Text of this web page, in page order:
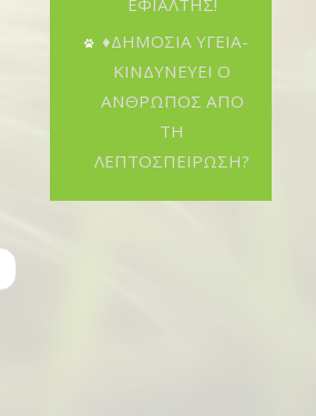
ΕΦΙΑΛΤΗΣ!
♦ΔΗΜΟΣΙΑ ΥΓΕΙΑ-
ΚΙΝΔΥΝΕΥΕΙ Ο
ΑΝΘΡΩΠΟΣ ΑΠΟ
ΤΗ
ΛΕΠΤΟΣΠΕΙΡΩΣΗ?